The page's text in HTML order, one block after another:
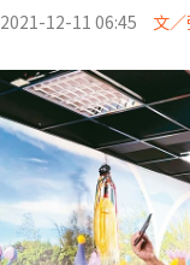
2021-12-11 06:45 文